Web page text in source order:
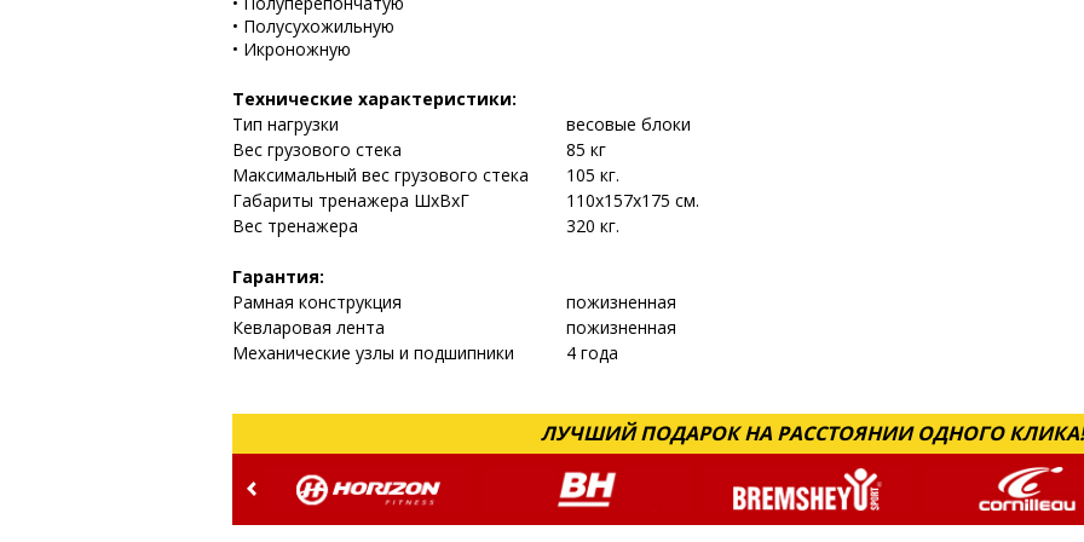
• Полусухожильную
• Икроножную
Технические характеристики:
Тип нагрузки
весовые блоки
Вес грузового стека
85 кг
Максимальный вес грузового стека
105 кг.
Габариты тренажера ШхВхГ
110х157х175 см.
Вес тренажера
320 кг.
Гарантия:
Рамная конструкция
пожизненная
Кевларовая лента
пожизненная
Механические узлы и подшипники
4 года
ЛУЧШИЙ ПОДАРОК НА РАССТОЯНИИ ОДНОГО КЛИКА!